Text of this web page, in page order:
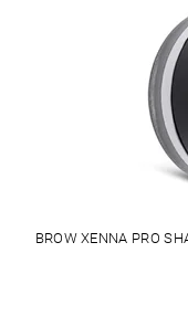
BROW XENNA PRO